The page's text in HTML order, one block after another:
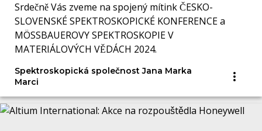
Srdečně Vás zveme na spojený mítink ČESKO-
SLOVENSKÉ SPEKTROSKOPICKÉ KONFERENCE a
MÖSSBAUEROVY SPEKTROSKOPIE V
MATERIÁLOVÝCH VĚDÁCH 2024.
Spektroskopická společnost Jana Marka
Marci